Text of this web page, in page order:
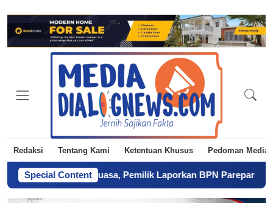
Redaksi Tentang Kami Ketentuan Khusus Pedoman Media
Special Content
Tanpa Kuasa, Pemilik Laporkan BPN Parepare ke Polisi